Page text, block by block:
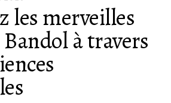
les merveilles
à travers